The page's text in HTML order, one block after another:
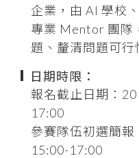
企業，由 AI 學校
專業 Mentor 團隊
題、釐清問題可行
日期時限：
報名截止日期：
17:00
參賽隊伍初選簡報
15:00-17:00